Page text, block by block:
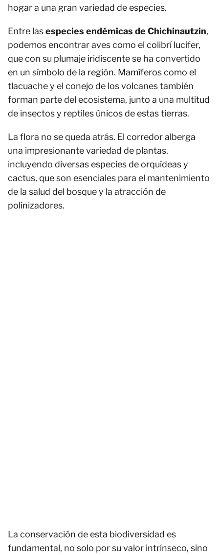
hogar a una gran variedad de especies.
Entre lasespecies endémicas de Chichinautzin,
podemos encontrar aves como el colibrí lucifer,
que con su plumaje iridiscente se ha convertido
en un símbolo de la región. Mamíferos como el
tlacuache y el conejo de los volcanes también
forman parte del ecosistema, junto a una multitud
de insectos y reptiles únicos de estas tierras.
La flora no se queda atrás. El corredor alberga
una impresionante variedad de plantas,
incluyendo diversas especies de orquídeas y
cactus, que son esenciales para el mantenimiento
de la salud del bosque y la atracción de
polinizadores.
La conservación de esta biodiversidad es
fundamental, no solo por su valor intrínseco, sino